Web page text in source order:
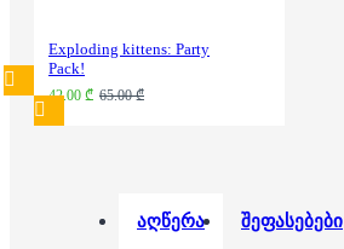
Exploding kittens: Party
Pack!
42.00 ₾ 65.00 ₾
აღწერა შეფასებები